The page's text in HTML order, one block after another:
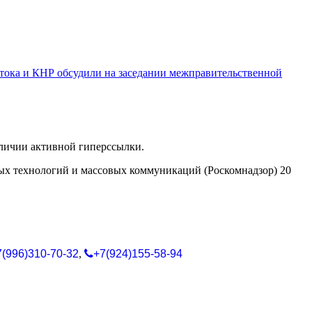
и КНР обсудили на заседании межправительственной
активной гиперссылки.
технологий и массовых коммуникаций (Роскомнадзор) 20
70-32, +7(924)155-58-94